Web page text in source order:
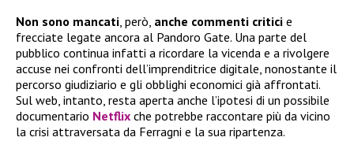
Non sono mancati, però, anche commenti critici e
frecciate legate ancora al Pandoro Gate. Una parte del
pubblico continua infatti a ricordare la vicenda e a rivolgere
accuse nei confronti dell’imprenditrice digitale, nonostante il
percorso giudiziario e gli obblighi economici già affrontati.
Sul web, intanto, resta aperta anche l’ipotesi di un possibile
documentario Netflix che potrebbe raccontare più da vicino
la crisi attraversata da Ferragni e la sua ripartenza.